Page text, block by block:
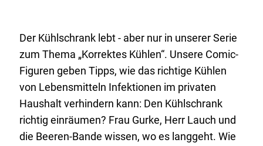
Der Kühlschrank lebt - aber nur in unserer Serie
zum Thema „Korrektes Kühlen“. Unsere Comic-
Figuren geben Tipps, wie das richtige Kühlen
von Lebensmitteln Infektionen im privaten
Haushalt verhindern kann: Den Kühlschrank
richtig einräumen? Frau Gurke, Herr Lauch und
die Beeren-Bande wissen, wo es langgeht. Wie